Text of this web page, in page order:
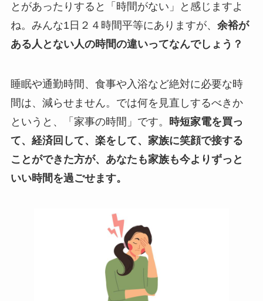
とがあったりすると「時間がない」と感じますよ
ね。みんな1日２４時間平等にありますが、 余裕が
ある人とない人の時間の違いってなんでしょう？
睡眠や通勤時間、食事や入浴など絶対に必要な時
間は、減らせません。では何を見直しするべきか
というと、「家事の時間」です。 時短家電を買っ
て、経済回して、楽をして、家族に笑顔で接する
ことができた方が、あなたも家族も今よりずっと
いい時間を過ごせます。